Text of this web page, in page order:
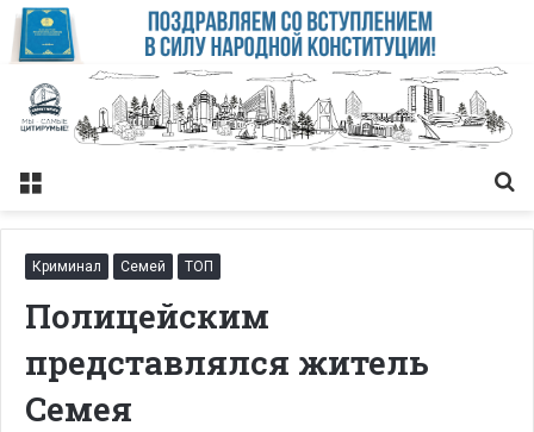
Меню
Криминал Семей ТОП
Полицейским
представлялся житель
Семея